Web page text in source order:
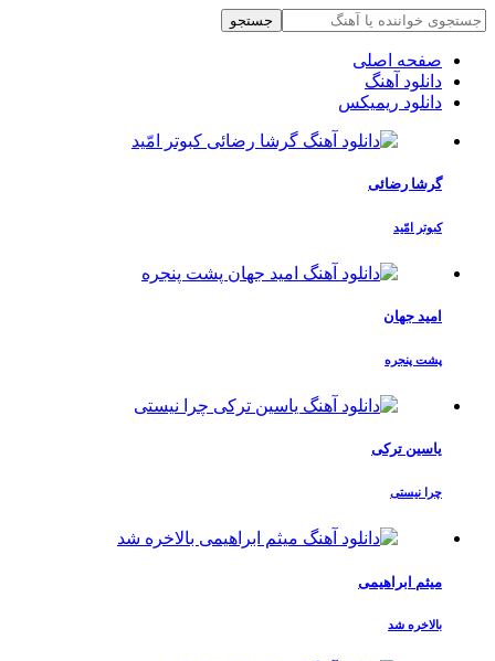
جستجو
صفحه اصلی
دانلود آهنگ
دانلود ریمیکس
گرشا رضائی
کبوتر امّید
امید جهان
پشت پنجره
یاسین ترکی
چرا نیستی
میثم ابراهیمی
بالاخره شد